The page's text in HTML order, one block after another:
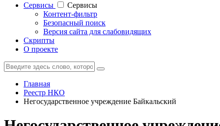
Cервисы
Cервисы
Контент-фильтр
Безопасный поиск
Версия сайта для слабовидящих
Скрипты
О проекте
Главная
Реестр НКО
Негосударственное учреждение Байкальский